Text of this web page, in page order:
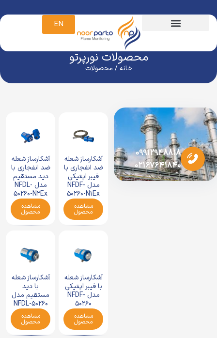
EN
محصولات نورپرتو
خانه/ محصولات
۰۹۹۱۲۹۴۸۸۱۸
۰۲۱۶۷۶۴۱۸40
آشکارساز شعله
ضد انفجاری با
فیبر اپتیکی
مدل NFDF-
50260-N1Ex
مشاهده
محصول
آشکارساز شعله
ضد انفجاری با
دید مستقیم
مدل NFDL-
50260-N2Ex
مشاهده
محصول
آشکارساز شعله
با فیبر اپتیکی
مدل NFDF-
50260
مشاهده
محصول
آشکارساز شعله
با دید
مستقیم مدل
NFDL-50260
مشاهده
محصول